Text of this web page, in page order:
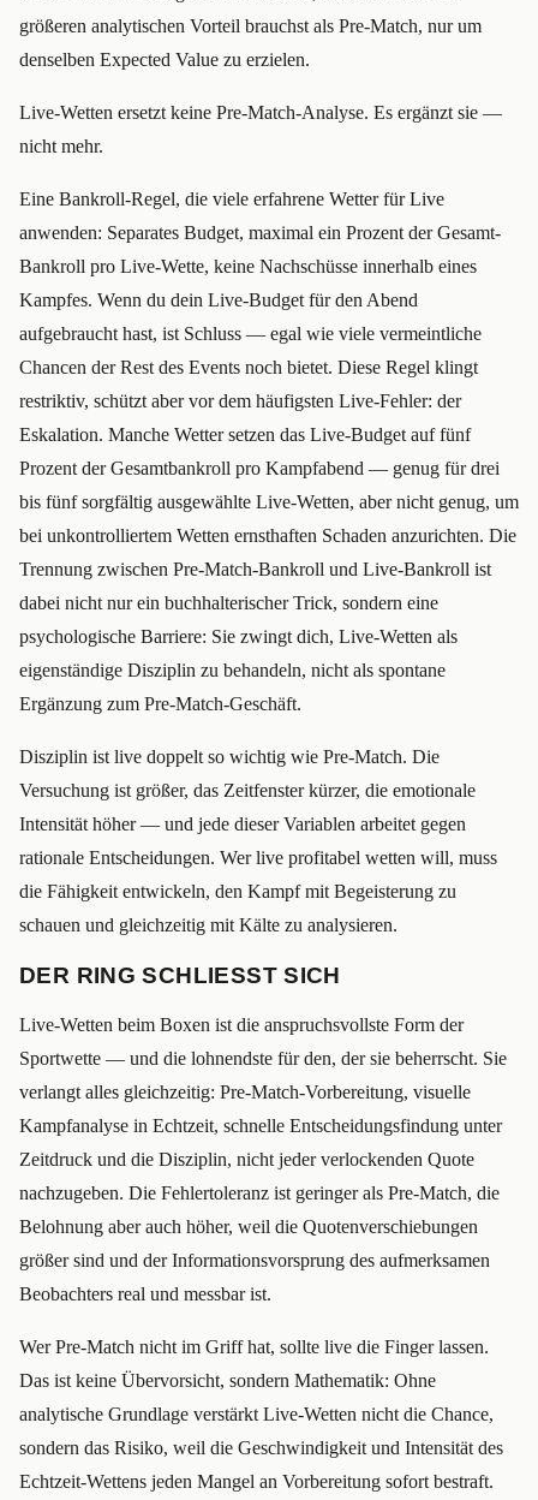
größeren analytischen Vorteil brauchst als Pre-Match, nur um
denselben Expected Value zu erzielen.
Live-Wetten ersetzt keine Pre-Match-Analyse. Es ergänzt sie —
nicht mehr.
Eine Bankroll-Regel, die viele erfahrene Wetter für Live
anwenden: Separates Budget, maximal ein Prozent der Gesamt-
Bankroll pro Live-Wette, keine Nachschüsse innerhalb eines
Kampfes. Wenn du dein Live-Budget für den Abend
aufgebraucht hast, ist Schluss — egal wie viele vermeintliche
Chancen der Rest des Events noch bietet. Diese Regel klingt
restriktiv, schützt aber vor dem häufigsten Live-Fehler: der
Eskalation. Manche Wetter setzen das Live-Budget auf fünf
Prozent der Gesamtbankroll pro Kampfabend — genug für drei
bis fünf sorgfältig ausgewählte Live-Wetten, aber nicht genug, um
bei unkontrolliertem Wetten ernsthaften Schaden anzurichten. Die
Trennung zwischen Pre-Match-Bankroll und Live-Bankroll ist
dabei nicht nur ein buchhalterischer Trick, sondern eine
psychologische Barriere: Sie zwingt dich, Live-Wetten als
eigenständige Disziplin zu behandeln, nicht als spontane
Ergänzung zum Pre-Match-Geschäft.
Disziplin ist live doppelt so wichtig wie Pre-Match. Die
Versuchung ist größer, das Zeitfenster kürzer, die emotionale
Intensität höher — und jede dieser Variablen arbeitet gegen
rationale Entscheidungen. Wer live profitabel wetten will, muss
die Fähigkeit entwickeln, den Kampf mit Begeisterung zu
schauen und gleichzeitig mit Kälte zu analysieren.
DER RING SCHLIESST SICH
Live-Wetten beim Boxen ist die anspruchsvollste Form der
Sportwette — und die lohnendste für den, der sie beherrscht. Sie
verlangt alles gleichzeitig: Pre-Match-Vorbereitung, visuelle
Kampfanalyse in Echtzeit, schnelle Entscheidungsfindung unter
Zeitdruck und die Disziplin, nicht jeder verlockenden Quote
nachzugeben. Die Fehlertoleranz ist geringer als Pre-Match, die
Belohnung aber auch höher, weil die Quotenverschiebungen
größer sind und der Informationsvorsprung des aufmerksamen
Beobachters real und messbar ist.
Wer Pre-Match nicht im Griff hat, sollte live die Finger lassen.
Das ist keine Übervorsicht, sondern Mathematik: Ohne
analytische Grundlage verstärkt Live-Wetten nicht die Chance,
sondern das Risiko, weil die Geschwindigkeit und Intensität des
Echtzeit-Wettens jeden Mangel an Vorbereitung sofort bestraft.